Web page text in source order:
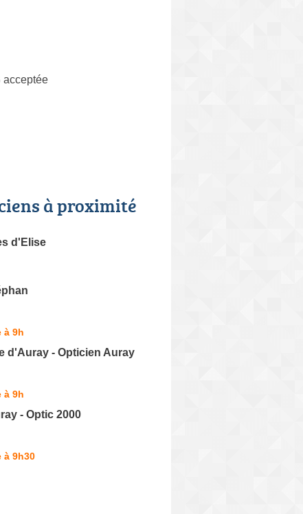
acceptée
à proximité
d'Elise
à 9h
d'Auray - Opticien Auray
à 9h
- Optic 2000
à 9h30